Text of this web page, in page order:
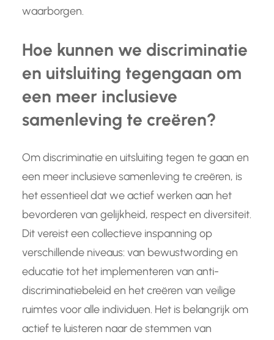
waarborgen.
Hoe kunnen we discriminatie
en uitsluiting tegengaan om
een meer inclusieve
samenleving te creëren?
Om discriminatie en uitsluiting tegen te gaan en
een meer inclusieve samenleving te creëren, is
het essentieel dat we actief werken aan het
bevorderen van gelijkheid, respect en diversiteit.
Dit vereist een collectieve inspanning op
verschillende niveaus: van bewustwording en
educatie tot het implementeren van anti-
discriminatiebeleid en het creëren van veilige
ruimtes voor alle individuen. Het is belangrijk om
actief te luisteren naar de stemmen van